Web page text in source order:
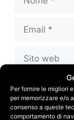
Per fornire le migliori
per memorizzare e/o
consenso a queste
comportamento di
Email
Sito
web
Salva il
browser
commento.